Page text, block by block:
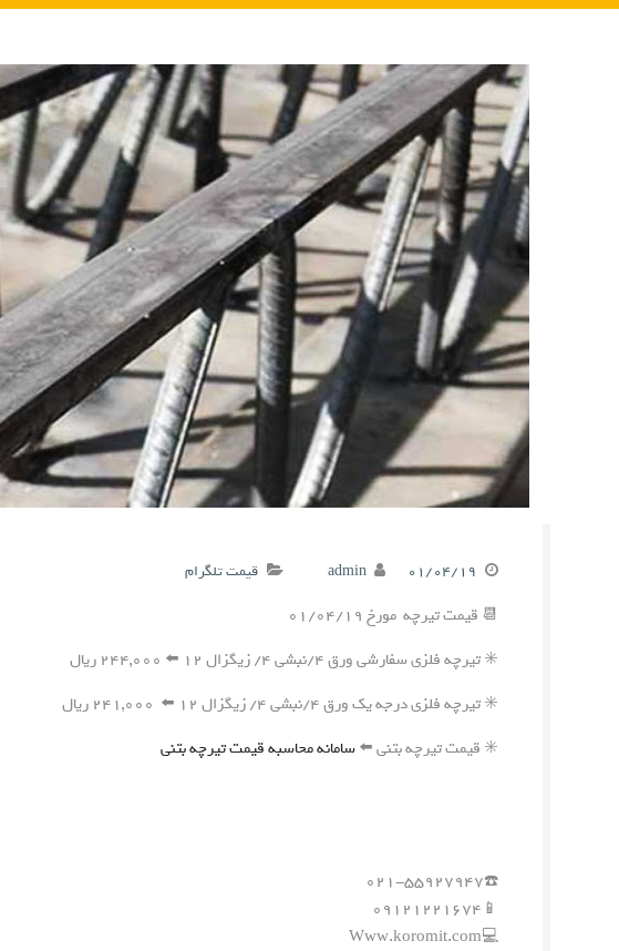
۰۱/۰۴/۱۹ admin قیمت تلگرام
📆 قیمت تیرچه مورخ ۰۱/۰۴/۱۹
✳️ تیرچه فلزی سفارشی ورق ۴/نبشی ۴/ زیگزال ۱۲ ⬅️ ۲۴۴,۰۰۰ ریال
✳️ تیرچه فلزی درجه یک ورق ۴/نبشی ۴/ زیگزال ۱۲ ⬅️ ۲۴۱,۰۰۰ ریال
✳️ قیمت تیرچه بتنی ⬅️سامانه محاسبه قیمت تیرچه بتنی
☎️۰۲۱-۵۵۹۲۷۹۴۷
📱۰۹۱۲۱۲۲۱۶۷۴
💻Www.koromit.com